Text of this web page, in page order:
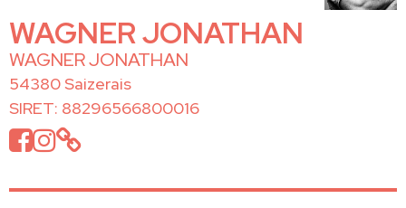
WAGNER JONATHAN
WAGNER JONATHAN
54380 Saizerais
SIRET: 88296566800016